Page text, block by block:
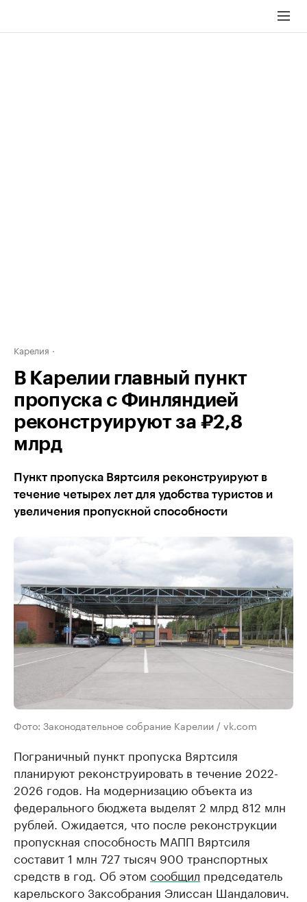
Карелия
В Карелии главный пункт
пропуска с Финляндией
реконструируют за ₽2,8
млрд
Пункт пропуска Вяртсиля реконструируют в
течение четырех лет для удобства туристов и
увеличения пропускной способности
Фото: Законодательное собрание Карелии / vk.com
Пограничный пункт пропуска Вяртсиля
планируют реконструировать в течение 2022-
2026 годов. На модернизацию объекта из
федерального бюджета выделят 2 млрд 812 млн
рублей. Ожидается, что после реконструкции
пропускная способность МАПП Вяртсиля
составит 1 млн 727 тысяч 900 транспортных
средств в год. Об этом сообщил председатель
карельского Заксобрания Элиссан Шандалович.